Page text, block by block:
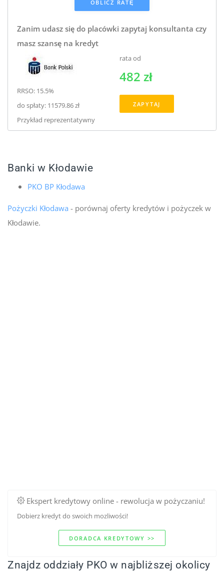
Zanim udasz się do placówki zapytaj konsultanta czy
masz szansę na kredyt
RRSO: 15.5%
do spłaty: 11579.86 zł
Przykład reprezentatywny
rata od
482 zł
ZAPYTAJ
Banki w Kłodawie
PKO BP Kłodawa
Pożyczki Kłodawa - porównaj oferty kredytów i pożyczek w
Kłodawie.
Ekspert kredytowy online - rewolucja w pożyczaniu!
Dobierz kredyt do swoich mozliwości!
DORADCA KREDYTOWY >>
Znajdz oddziały PKO w najbliższej okolicy